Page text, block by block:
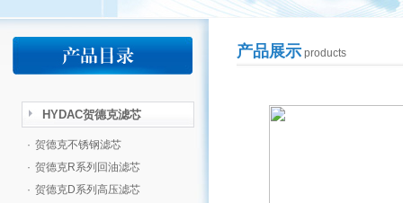
HYDAC贺德克滤芯
· 贺德克不锈钢滤芯
· 贺德克R系列回油滤芯
· 贺德克D系列高压滤芯
产品展示products